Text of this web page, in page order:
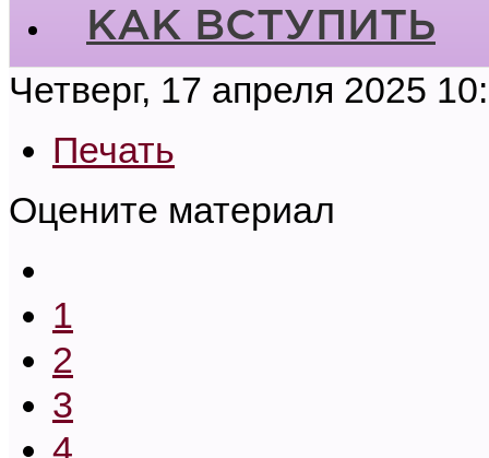
КАК ВСТУПИТЬ
Четверг, 17 апреля 2025
Печать
Оцените материал
1
2
3